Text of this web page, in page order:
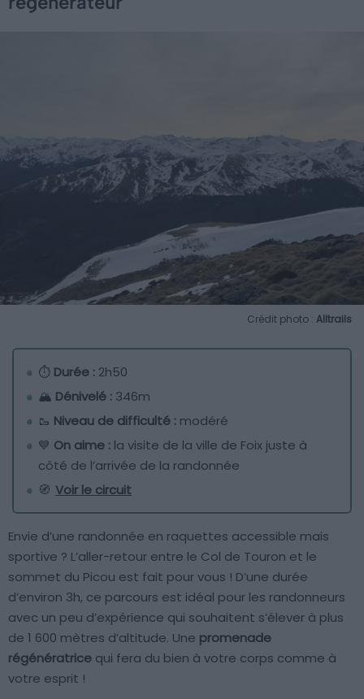
Crédit photo : Alltrails
⏱ Durée : 2h50
🏔 Dénivelé : 346m
🥾 Niveau de difficulté : modéré
💙 On aime : la visite de la ville de Foix juste à
côté de l’arrivée de la randonnée
🧭 Voir le circuit
Envie d’une randonnée en raquettes accessible mais
sportive ? L’aller-retour entre le Col de Touron et le
sommet du Picou est fait pour vous ! D’une durée
d’environ 3h, ce parcours est idéal pour les randonneurs
avec un peu d’expérience qui souhaitent s’élever à plus
de 1 600 mètres d’altitude. Une promenade
régénératrice qui fera du bien à votre corps comme à
votre esprit !